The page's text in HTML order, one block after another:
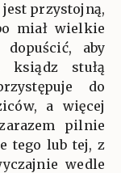
przystojną,
miał wielkie
aby
ksiądz stułą
do
a więcej
pilnie
tego lub tej, z
wedle